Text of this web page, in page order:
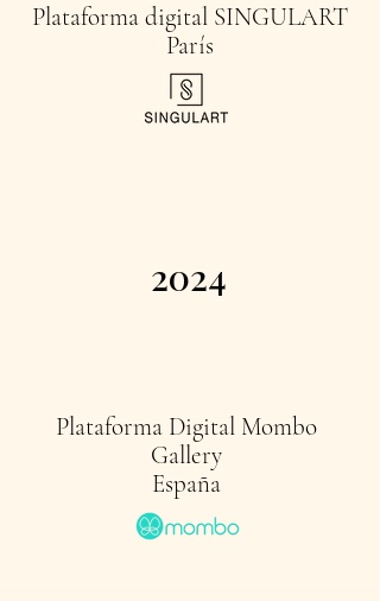
Plataforma digital SINGULART
París
2024
Plataforma Digital Mombo
Gallery
España